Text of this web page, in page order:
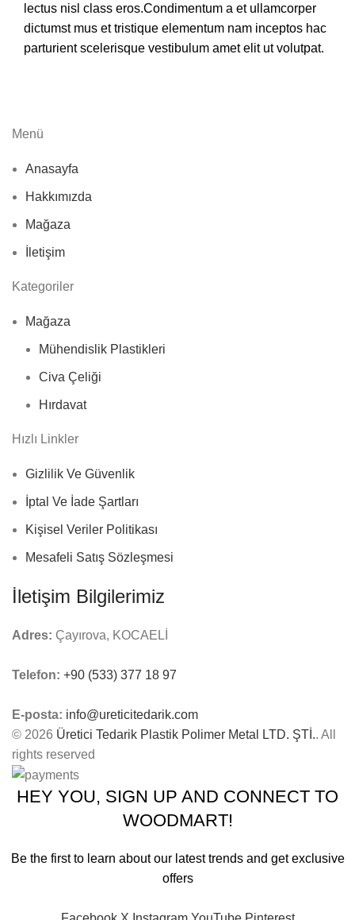
lectus nisl class eros.Condimentum a et ullamcorper
dictumst mus et tristique elementum nam inceptos hac
parturient scelerisque vestibulum amet elit ut volutpat.
Menü
Anasayfa
Hakkımızda
Mağaza
İletişim
Kategoriler
Mağaza
Mühendislik Plastikleri
Civa Çeliği
Hırdavat
Hızlı Linkler
Gizlilik Ve Güvenlik
İptal Ve İade Şartları
Kişisel Veriler Politikası
Mesafeli Satış Sözleşmesi
İletişim Bilgilerimiz
Adres: Çayırova, KOCAELİ
Telefon: +90 (533) 377 18 97
E-posta: info@ureticitedarik.com
© 2026 Üretici Tedarik Plastik Polimer Metal LTD. ŞTİ.. All
rights reserved
HEY YOU, SIGN UP AND CONNECT TO
WOODMART!
Be the first to learn about our latest trends and get exclusive
offers